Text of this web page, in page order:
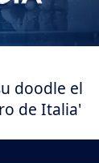
doodle el
de Italia'